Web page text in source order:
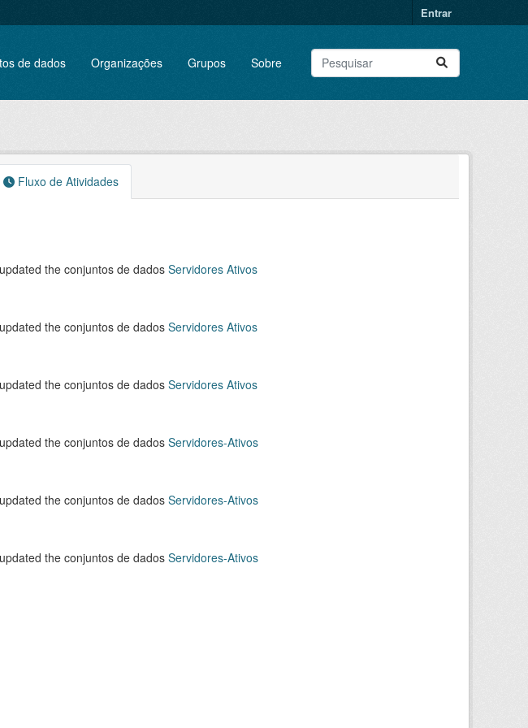
Entrar
de dados Organizações Grupos Sobre
Fluxo de Atividades
updated the conjuntos de dadosServidores Ativos
updated the conjuntos de dadosServidores Ativos
updated the conjuntos de dadosServidores Ativos
updated the conjuntos de dadosServidores-Ativos
updated the conjuntos de dadosServidores-Ativos
updated the conjuntos de dadosServidores-Ativos